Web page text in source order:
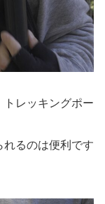
レッキングポー
るのは便利です